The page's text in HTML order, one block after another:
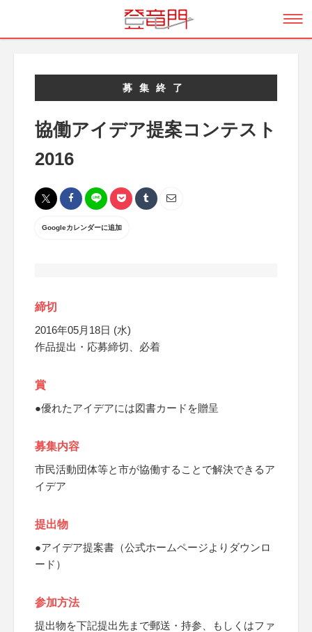
募集終了
協働アイデア提案コンテスト
2016
Googleカレンダーに追加
締切
2016年05月18日 (水)
作品提出・応募締切、必着
賞
●優れたアイデアには図書カードを贈呈
募集内容
市民活動団体等と市が協働することで解決できるア
イデア
提出物
●アイデア提案書（公式ホームページよりダウンロ
ード）
参加方法
提出物を下記提出先まで郵送・持参、もしくはファ